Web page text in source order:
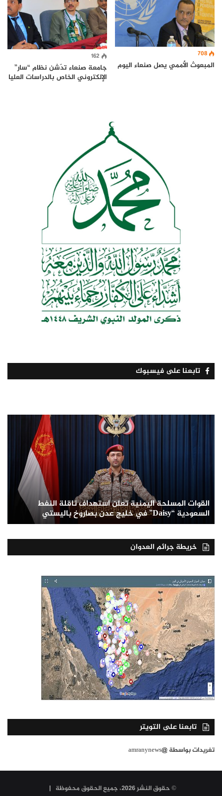
708
المبعوث الأممي يصل صنعاء اليوم
162
جامعة صنعاء تدّشن نظام “سار”
الإلكتروني الخاص بالدراسات العليا
تابعنا على فيسبوك
القوات المسلحة اليمنية تعلن استهداف ناقلة النفط
السعودية “Daisy” في خليج عدن بصاروخ باليستي
خريطة جرائم العدوان
تابعنا على التويتر
تغريدات بواسطة @amranynews
© حقوق النشر 2026، جميع الحقوق محفوظة |